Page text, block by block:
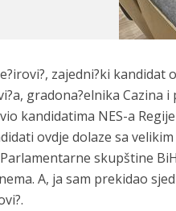
zajedni?ki
gradona?elnika Cazina
kandidatima NES-a
ovdje dolaze sa
skupštine
A, ja sam prekidao